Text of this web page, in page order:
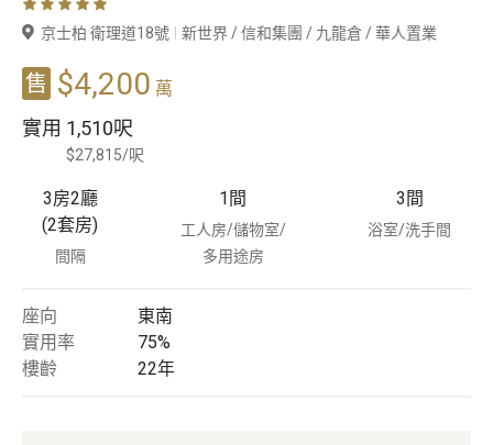
豪宅專家
豪宅分行
京士柏 衛理道18號 新世界 / 信和集團 / 九龍倉 / 華人置業
售 $4,200 萬
實用 1,510呎
$27,815/呎
3房2廳
(2套房)
間隔
1 間
工人房/儲物室/
多用途房
3 間
浴室/洗手間
座向
東南
實用率
75%
樓齡
22年